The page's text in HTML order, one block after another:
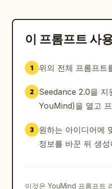
이 프롬프트 사
1 위의 전체 프롬프트
2
Seedance 2.0을 지
YouMind)을 열고
3
원하는 아이디어에
정보를 바꾼 뒤 생성
이것은 YouMind 프롬프트